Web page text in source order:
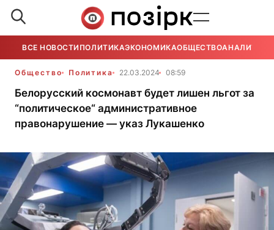
ВСЕ НОВОСТИ ПОЛИТИКАЭКОНОМИКАОБЩЕСТВОАНАЛИТИКА
Общество Политика 22.03.2024 08:59
Белорусский космонавт будет лишен льгот за
“политическое“ административное
правонарушение — указ Лукашенко